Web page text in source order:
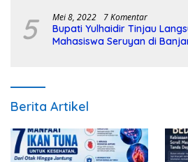
5 Mei 8, 2022 7 Komentar
Bupati Yulhaidir Tinjau
Mahasiswa Seruyan di
Berita Artikel